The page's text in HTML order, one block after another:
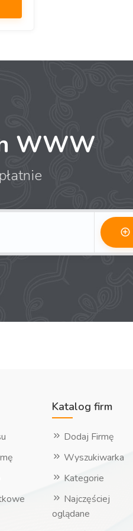
WWW
Katalog firm
Dodaj Firmę
Wyszukiwarka
Kategorie
Najczęściej
oglądane